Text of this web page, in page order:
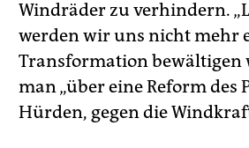
Windräder zu verhindern.
werden wir uns nicht mehr
Transformation bewältigen
man „über eine Reform
Hürden, gegen die